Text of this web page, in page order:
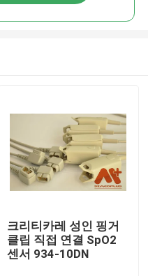
크리티카레 성인 핑거
클립 직접 연결 SpO2
센서 934-10DN